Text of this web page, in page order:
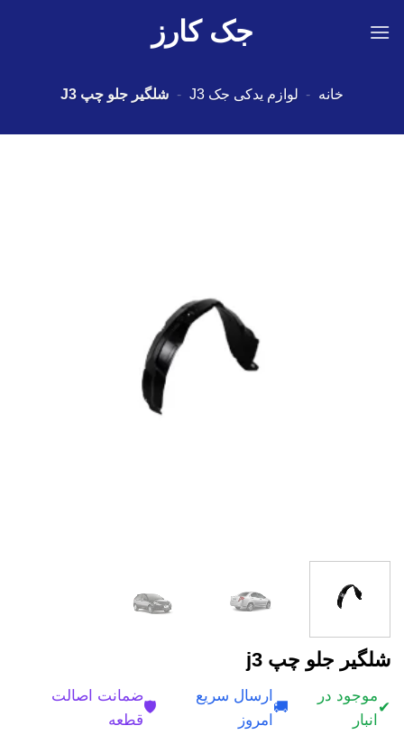
جک کارز
خانه - لوازم یدکی جک J3 - شلگیر جلو چپ J3
شلگیر جلو چپ j3
✔
موجود در
انبار
🚚
ارسال سریع
امروز
🛡️
ضمانت اصالت
قطعه